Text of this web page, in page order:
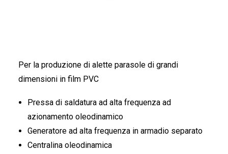
Per la produzione di alette parasole di grandi
dimensioni in film PVC
Pressa di saldatura ad alta frequenza ad
azionamento oleodinamico
Generatore ad alta frequenza in armadio separato
Centralina oleodinamica